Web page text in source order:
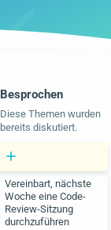
Besprochen
Diese Themen wurden
bereits diskutiert.
Vereinbart, nächste
Woche eine Code-
Review-Sitzung
durchzuführen